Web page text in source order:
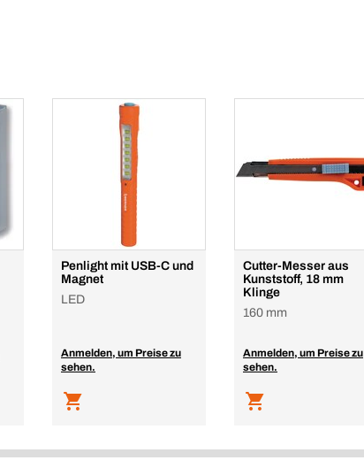
Penlight mit USB-C und
Magnet
LED
Anmelden, um Preise zu
sehen.
Cutter-Messer aus
Kunststoff, 18 mm
Klinge
160 mm
Anmelden, um Preise zu
sehen.